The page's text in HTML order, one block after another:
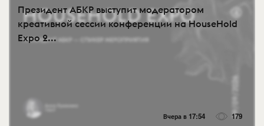
Президент АБКР выступит модератором
креативной сессии конференции на HouseHold
Expo 2...
Вчера в 17:54 179